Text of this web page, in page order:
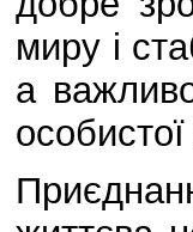
миру і
а